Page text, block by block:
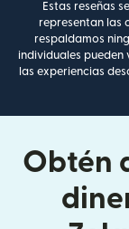
Estas reseñas
representan las
respaldamos
individuales pueden
las experiencias
Obtén